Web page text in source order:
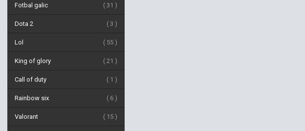
Fotbal galic 31
Dota 2 3
Lol 55
King of glory 21
Call of duty 1
Rainbow six 6
Valorant 15